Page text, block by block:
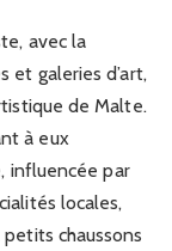
avec la
et galeries d’art,
de Malte.
à eux
influencée par
locales,
chaussons